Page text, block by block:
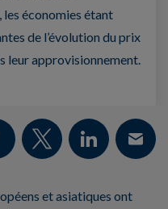
économies étant
de l’évolution du prix
leur approvisionnement.
et asiatiques ont